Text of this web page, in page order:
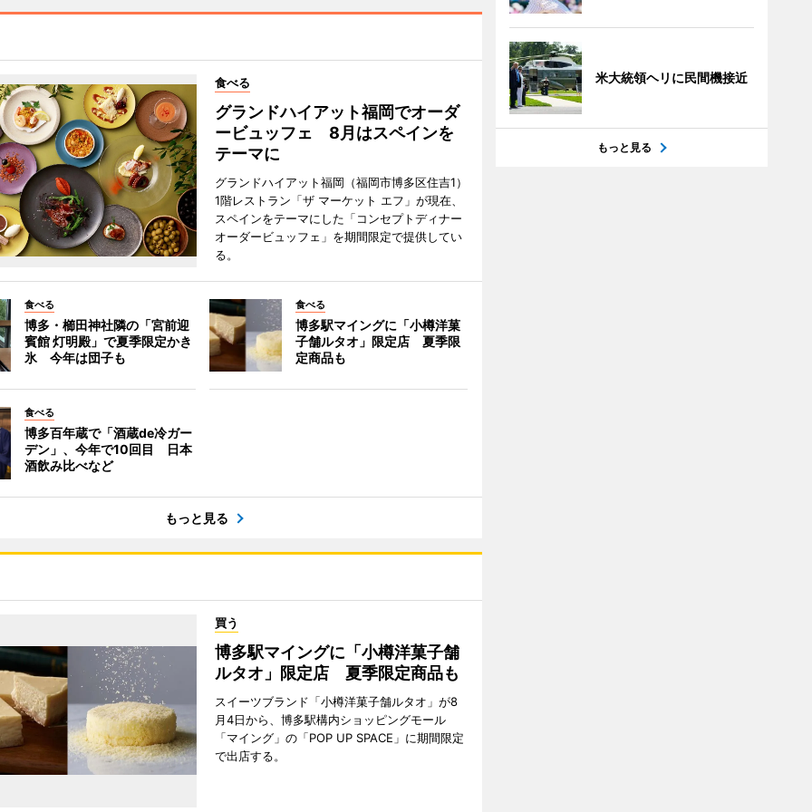
食べる
グランドハイアット福岡でオーダ
ービュッフェ 8月はスペインを
テーマに
グランドハイアット福岡（福岡市博多区住吉1）
1階レストラン「ザ マーケット エフ」が現在、
スペインをテーマにした「コンセプトディナー
オーダービュッフェ」を期間限定で提供してい
る。
食べる
博多・櫛田神社隣の「宮前迎
賓館 灯明殿」で夏季限定かき
氷 今年は団子も
食べる
博多駅マイングに「小樽洋菓
子舗ルタオ」限定店 夏季限
定商品も
食べる
博多百年蔵で「酒蔵de冷ガー
デン」、今年で10回目 日本
酒飲み比べなど
もっと見る
買う
博多駅マイングに「小樽洋菓子舗
ルタオ」限定店 夏季限定商品も
スイーツブランド「小樽洋菓子舗ルタオ」が8
月4日から、博多駅構内ショッピングモール
「マイング」の「POP UP SPACE」に期間限定
で出店する。
米大統領ヘリに民間機接近
もっと見る